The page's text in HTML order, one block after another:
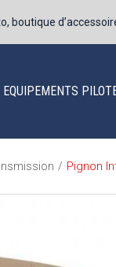
boutique
EQUIPEMENTS
/ Pignon